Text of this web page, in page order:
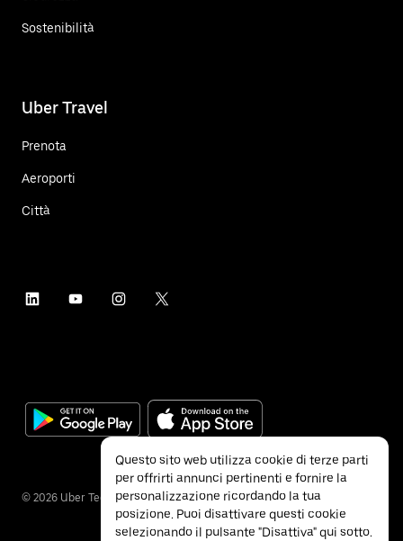
Sostenibilità
Uber Travel
Prenota
Aeroporti
Città
© 2026 Uber Technologies Inc.
Questo sito web utilizza cookie di terze parti
per offrirti annunci pertinenti e fornire la
personalizzazione ricordando la tua
posizione. Puoi disattivare questi cookie
selezionando il pulsante "Disattiva" qui sotto.